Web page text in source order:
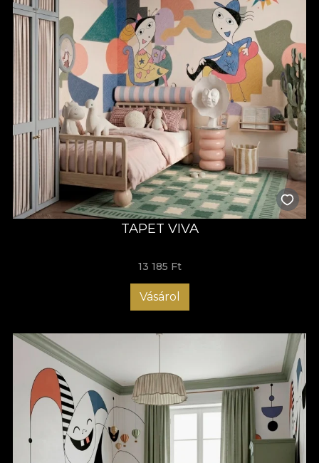
TAPET VIVA
13 185 Ft
Vásárol